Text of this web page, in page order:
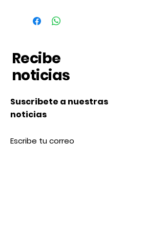
Recibe
noticias
Suscribete a nuestras
noticias